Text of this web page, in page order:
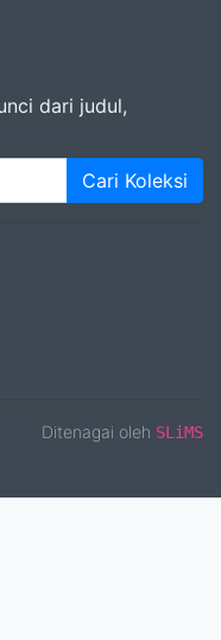
dari judul,
Cari Koleksi
Ditenagai oleh SLiMS